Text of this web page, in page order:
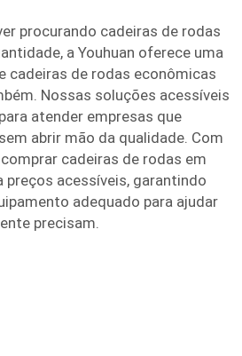
procurando cadeiras de rodas
a Youhuan oferece uma
cadeiras de rodas econômicas
Nossas soluções acessíveis
atender empresas que
abrir mão da qualidade. Com
cadeiras de rodas em
preços acessíveis, garantindo
adequado para ajudar
precisam.